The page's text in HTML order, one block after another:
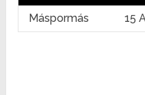
Máspormás 15